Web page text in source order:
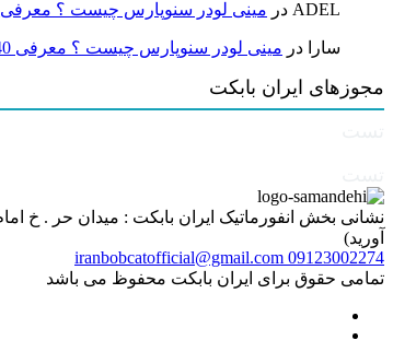
ADEL در مینی لودر سنوپارس چیست ؟ معرفی SP MC-40 ، کاربردها و راهنمای خرید
سارا در مینی لودر سنوپارس چیست ؟ معرفی SP MC-40 ، کاربردها و راهنمای خرید
مجوزهای ایران بابکت
آورید)
09123002274
iranbobcatofficial@gmail.com
تمامی حقوق برای ایران بابکت محفوظ می باشد